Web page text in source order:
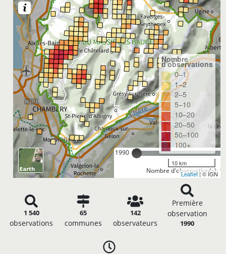
1990
Nombre d'observation(s):
Nombre
d'observations
0–1
1–2
2–5
5–10
10–20
20–50
50–100
100+
10 km
Leaflet| © IGN
1 540
observations
65
communes
142
observateurs
Première
observation
1990